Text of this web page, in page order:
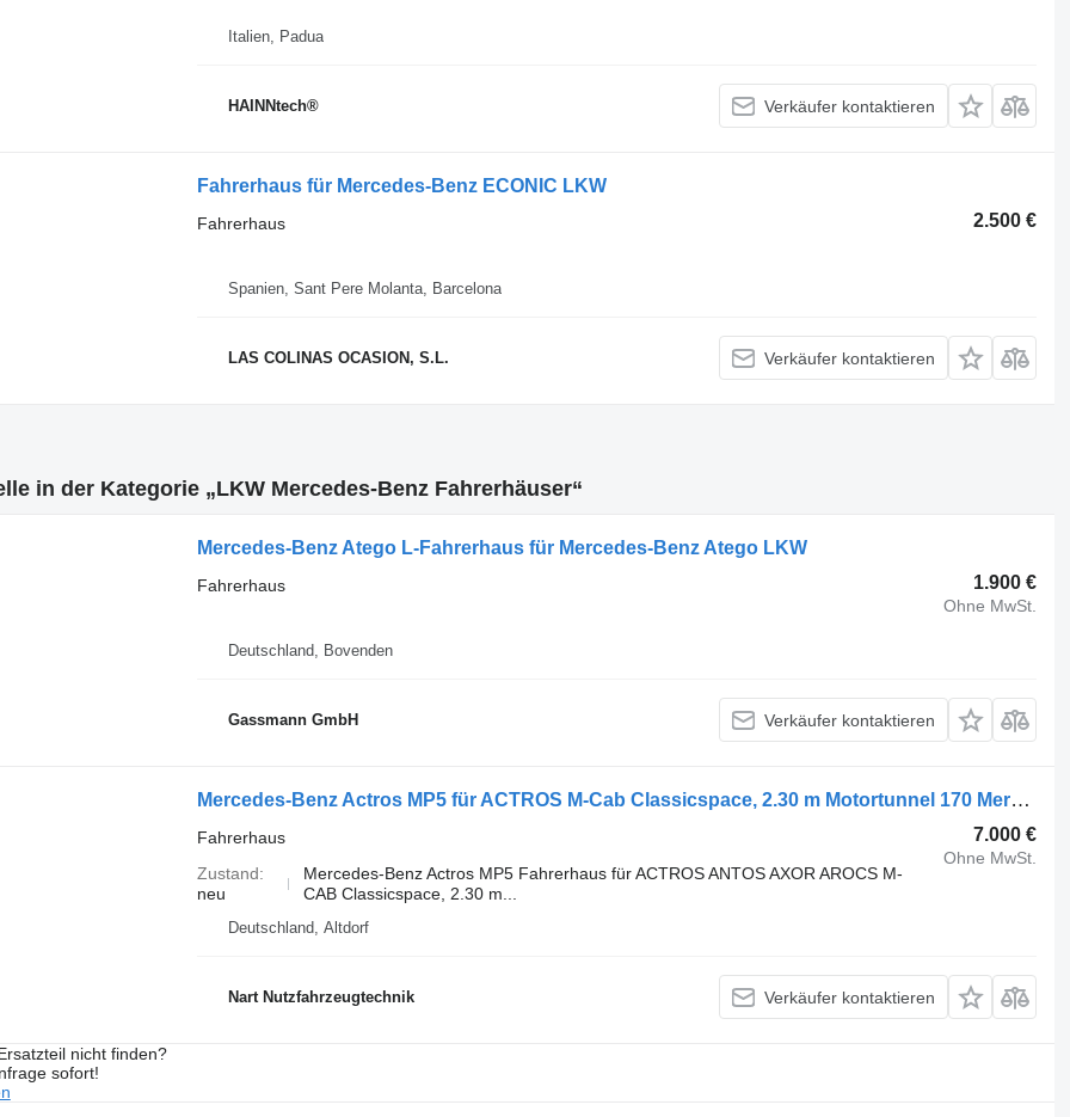
Italien, Padua
HAINNtech® Verkäufer kontaktieren
Fahrerhaus für Mercedes-Benz ECONIC LKW
2.500 €
Fahrerhaus
Spanien, Sant Pere Molanta, Barcelona
LAS COLINAS OCASION, S.L. Verkäufer kontaktieren
in der Kategorie „LKW Mercedes-Benz Fahrerhäuser“
Mercedes-Benz Atego L-Fahrerhaus für Mercedes-Benz Atego LKW
1.900 €
Ohne MwSt.
Fahrerhaus
Deutschland, Bovenden
Gassmann GmbH Verkäufer kontaktieren
Mercedes-Benz Actros MP5 für ACTROS M-Cab Classicspace, 2.30 m Motortunnel 170 Mercedes-Benz Fahrerhaus für Mercedes-Benz Actros LKW
7.000 €
Ohne MwSt.
Fahrerhaus
Zustand
neu
Mercedes-Benz Actros MP5 Fahrerhaus für ACTROS ANTOS AXOR AROCS M-
CAB Classicspace, 2.30 m...
Deutschland, Altdorf
Nart Nutzfahrzeugtechnik Verkäufer kontaktieren
nicht finden?
sofort!